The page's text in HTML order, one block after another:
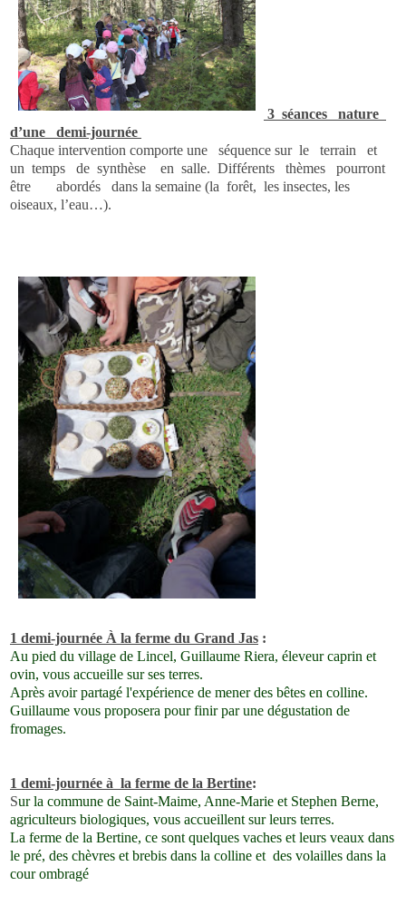
3 séances
nature
d’une
demi-journée
Chaque intervention comporte une
séquence sur le terrain
et
un temps de synthèse en salle. Différents thèmes
pourront
être
abordés dans la semaine (la forêt, les insectes, les
oiseaux, l’eau…).
1 demi-journée À la ferme du Grand Jas :
Au pied du village de Lincel, Guillaume Riera, éleveur caprin et
ovin, vous accueille sur ses terres.
Après avoir partagé l'expérience de mener des bêtes en colline.
Guillaume vous proposera pour finir par une dégustation de
fromages.
1 demi-journée à la ferme de la Bertine:
Sur la commune de Saint-Maime, Anne-Marie et Stephen Berne,
agriculteurs biologiques, vous accueillent sur leurs terres.
La ferme de la Bertine, ce sont quelques vaches et leurs veaux dans
le pré, des chèvres et brebis dans la colline et des volailles dans la
cour ombragé